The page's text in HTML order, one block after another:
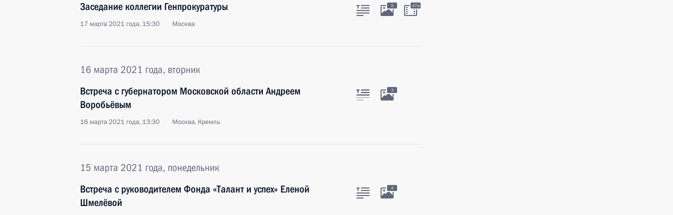
Заседание коллегии Генпрокуратуры
17 марта 2021 года, 15:30 Москва
5 47м
16 марта 2021 года, вторник
Встреча с губернатором Московской области Андреем
Воробьёвым
16 марта 2021 года, 13:30 Москва, Кремль
3
15 марта 2021 года, понедельник
Встреча с руководителем Фонда «Талант и успех» Еленой
Шмелёвой
4